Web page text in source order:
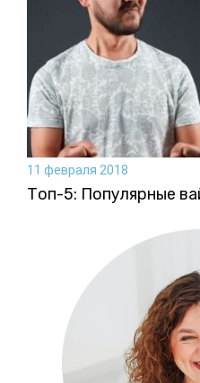
11 февраля 2018
Топ-5: Популярные